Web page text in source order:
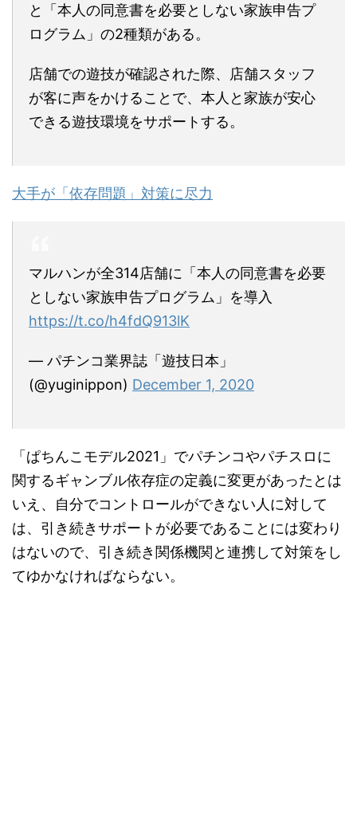
と「本人の同意書を必要としない家族申告プ
ログラム」の2種類がある。
店舗での遊技が確認された際、店舗スタッフ
が客に声をかけることで、本人と家族が安心
できる遊技環境をサポートする。
大手が「依存問題」対策に尽力
マルハンが全314店舗に「本人の同意書を必要
としない家族申告プログラム」を導入
https://t.co/h4fdQ913lK
— パチンコ業界誌「遊技日本」
(@yuginippon) December 1, 2020
「ぱちんこモデル2021」でパチンコやパチスロに
関するギャンブル依存症の定義に変更があったとは
いえ、自分でコントロールができない人に対して
は、引き続きサポートが必要であることには変わり
はないので、引き続き関係機関と連携して対策をし
てゆかなければならない。